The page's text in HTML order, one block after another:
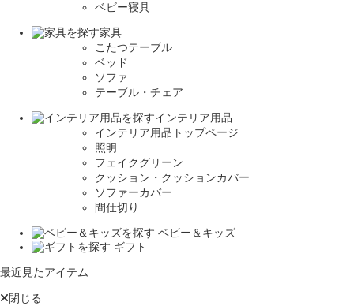
ベビー寝具
家具
こたつテーブル
ベッド
ソファ
テーブル・チェア
インテリア用品
インテリア用品トップページ
照明
フェイクグリーン
クッション・クッションカバー
ソファーカバー
間仕切り
ベビー＆キッズ
ギフト
最近見たアイテム
閉じる